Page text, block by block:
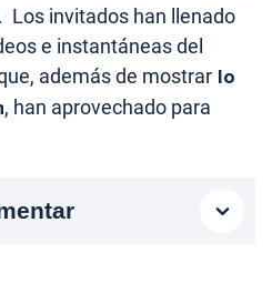
Los invitados han llenado
e instantáneas del
además de mostrar lo
, han aprovechado para